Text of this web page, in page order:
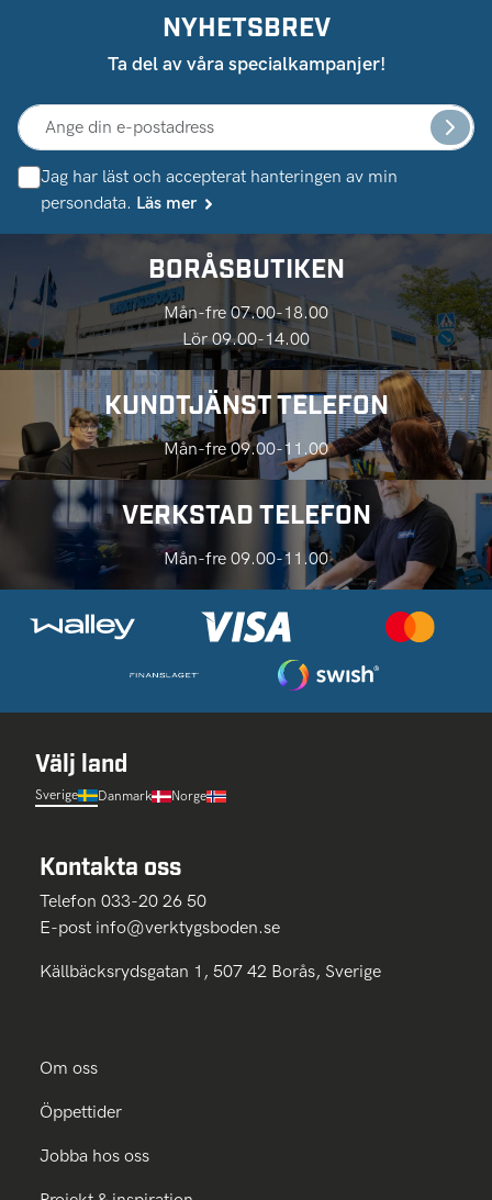
NYHETSBREV
Ta del av våra specialkampanjer!
Jag har läst och accepterat hanteringen av min
persondata. Läs mer
BORÅSBUTIKEN
Mån-fre 07.00-18.00
Lör 09.00-14.00
KUNDTJÄNST TELEFON
Mån-fre 09.00-11.00
VERKSTAD TELEFON
Mån-fre 09.00-11.00
Välj land
Sverige Danmark Norge
Kontakta oss
Telefon 033-20 26 50
E-post info@verktygsboden.se
Källbäcksrydsgatan 1, 507 42 Borås, Sverige
Om oss
Öppettider
Jobba hos oss